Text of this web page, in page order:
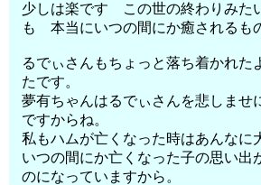
少しは楽です この世の終わりみた
も 本当にいつの間にか癒されるも
るでぃさんもちょっと落ち着かれた
たです。
夢有ちゃんはるでぃさんを悲しませ
ですからね。
私もハムが亡くなった時はあんなに
いつの間にか亡くなった子の思い出
のになっていますから。